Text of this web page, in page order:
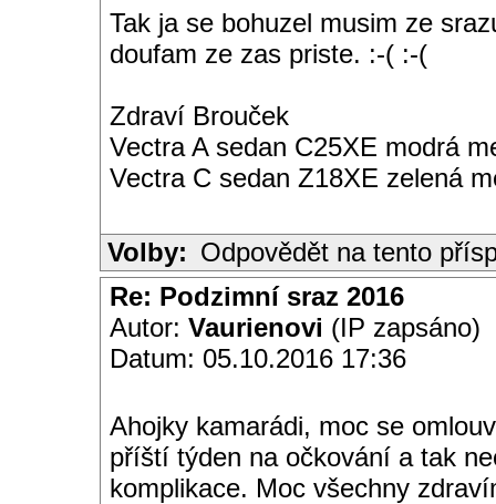
Tak ja se bohuzel musim ze
doufam ze zas priste. :-( :-(
Zdraví Brouček
Vectra A sedan C25XE modrá
Vectra C sedan Z18XE zelená
Volby: Odpovědět na tento
Re: Podzimní sraz 2016
Autor: Vaurienovi (IP zapsáno)
Datum: 05.10.2016 17:36
Ahojky kamarádi, moc se
příští týden na očkování a tak
komplikace. Moc všechny